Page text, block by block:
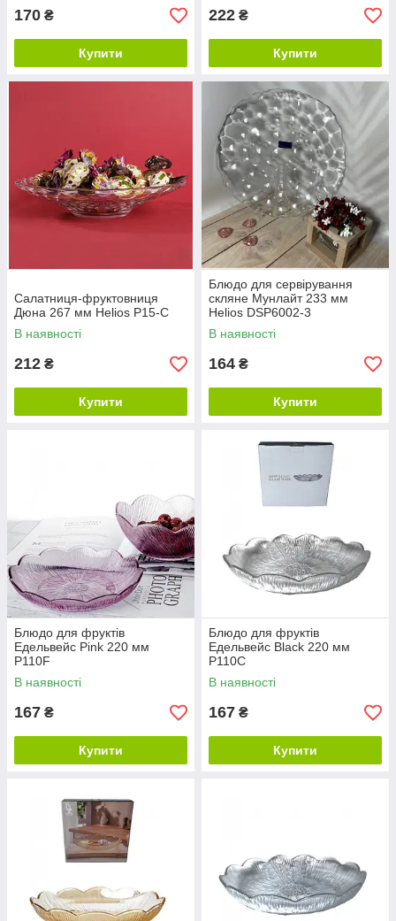
170 ₴
Купити
222 ₴
Купити
Салатниця-фруктовниця
Дюна 267 мм Helios P15-C
В наявності
212 ₴
Купити
Блюдо для сервірування
скляне Мунлайт 233 мм
Helios DSP6002-3
В наявності
164 ₴
Купити
Блюдо для фруктів
Едельвейс Pink 220 мм
P110F
В наявності
167 ₴
Купити
Блюдо для фруктів
Едельвейс Black 220 мм
P110C
В наявності
167 ₴
Купити